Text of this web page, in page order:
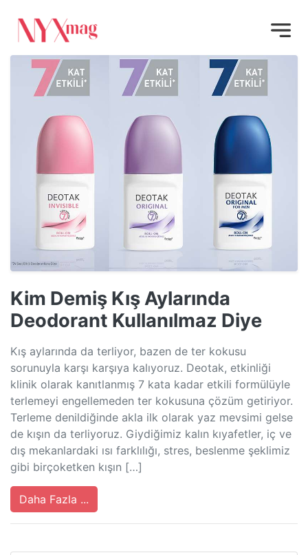
Kim Demiş Kış Aylarında
Deodorant Kullanılmaz Diye
Kış aylarında da terliyor, bazen de ter kokusu
sorunuyla karşı karşıya kalıyoruz. Deotak, etkinliği
klinik olarak kanıtlanmış 7 kata kadar etkili formülüyle
terlemeyi engellemeden ter kokusuna çözüm getiriyor.
Terleme denildiğinde akla ilk olarak yaz mevsimi gelse
de kışın da terliyoruz. Giydiğimiz kalın kıyafetler, iç ve
dış mekanlardaki ısı farklılığı, stres, beslenme şeklimiz
gibi birçoketken kışın […]
Daha Fazla ...